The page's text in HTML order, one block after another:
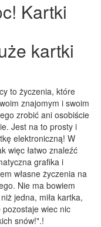
Kartki
kartki
to życzenia, które
znajomym i swoim
zrobić ani osobiście
Jest na to prosty i
elektroniczną! W
więc łatwo znaleźć
grafika i
własne życzenia na
Nie ma bowiem
jedna, miła kartka,
wiec nic
snów!".!